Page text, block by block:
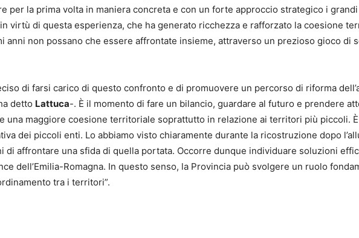
per la prima volta in maniera concreta e con un forte approccio strategico i
in virtù di questa esperienza, che ha generato ricchezza e rafforzato la coesione
non possano che essere affrontate insieme, attraverso un prezioso gioco di
di farsi carico di questo confronto e di promuovere un percorso di riforma
detto Lattuca-. È il momento di fare un bilancio, guardare al futuro e prendere
una maggiore coesione territoriale soprattutto in relazione ai territori più piccoli.
dei piccoli enti. Lo abbiamo visto chiaramente durante la ricostruzione dopo
di affrontare una sfida di quella portata. Occorre dunque individuare soluzioni
dell’Emilia-Romagna. In questo senso, la Provincia può svolgere un ruolo
tra i territori”.